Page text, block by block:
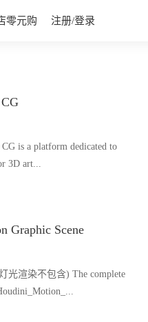
零元购 注册/登录
is a platform dedicated to
3D art...
Graphic Scene
光渲染不包含) The complete